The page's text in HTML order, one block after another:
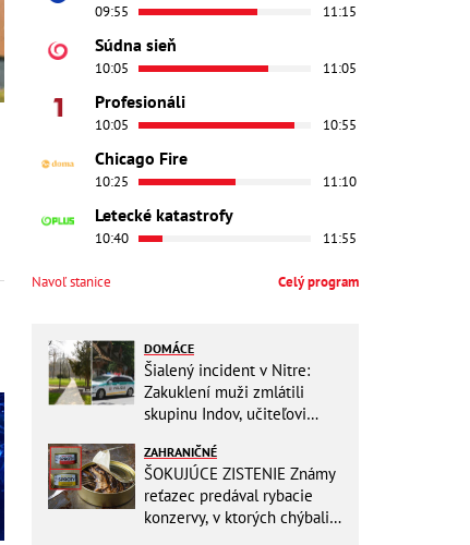
09:55 11:15
Súdna sieň
10:05 11:05
Profesionáli
10:05 10:55
Chicago Fire
10:25 11:10
Letecké katastrofy
10:40 11:55
Navoľ stanice Celý program
DOMÁCE
Šialený incident v Nitre:
Zakuklení muži zmlátili
skupinu Indov, učiteľovi
tvár!
ZAHRANIČNÉ
ŠOKUJÚCE ZISTENIE Známy
reťazec predával rybacie
konzervy, v ktorých chýbali